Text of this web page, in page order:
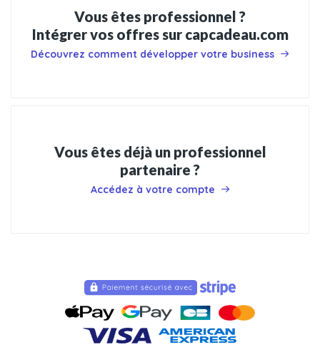
Vous êtes professionnel ?
Intégrer vos offres sur capcadeau.com
Découvrez comment développer votre business
Vous êtes déjà un professionnel
partenaire ?
Accédez à votre compte